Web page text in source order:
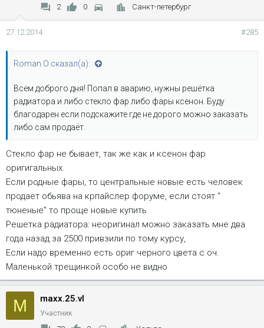
2 0 Санкт-петербург
27.12.2014 #285
Roman O сказал(а):
Всем доброго дня! Попал в аварию, нужны решётка
радиатора и либо стекло фар либо фары ксенон. Буду
благодарен если подскажите где не дорого можно заказать
либо сам продаёт.
Стекло фар не бывает, так же как и ксенон фар
оригигальных.
Если родные фары, то центральные новые есть человек
продает обьява на крпайслер форуме, если стоят "
тюненые" то проще новые купить
Решетка радиатора: неоригинал можно заказать мне два
года назад за 2500 привзили по тому курсу,
Если надо временно есть ориг черного цвета с оч.
Маленькой трещинкой особо не видно
M maxx.25.vl
Участник